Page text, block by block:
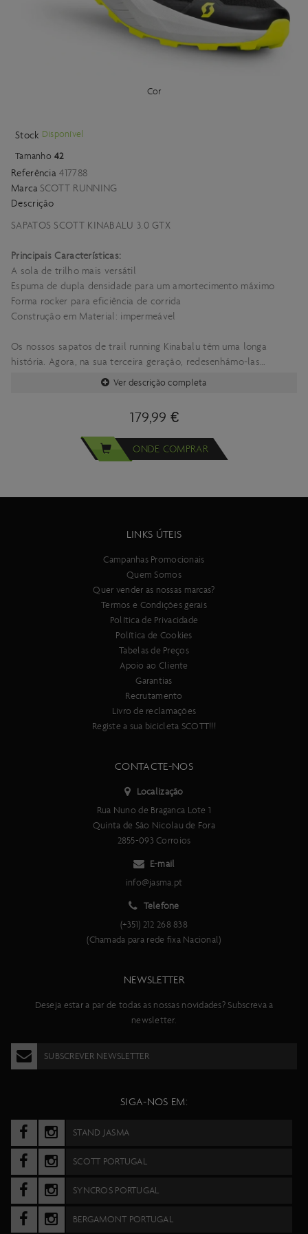
Cor
Stock Disponível
Tamanho 42
Referência 417788
Marca SCOTT RUNNING
Descrição
SAPATOS SCOTT KINABALU 3.0 GTX
Principais Características:
A sola de trilho mais versátil
Espuma de dupla densidade para um amortecimento máximo
Forma rocker para eficiência de corrida
Construção em Material: impermeável
Os nossos sapatos de trail running Kinabalu têm uma longa
história. Agora, na sua terceira geração, redesenhámo-las
totalmente para te proporcionar maior conforto, proteção e
eficiência de corrida nos trilhos. Corre pela floresta, por trilhos
caminho. E a melhor parte? Com a membrana GORE-TEX, os teus
pés manter-se-ão secos, independentemente das condições.
Acabaram-se as desculpas e os atalhos!
Consulte a especificação completa do produto aqui
As especificacões técnicas deste produto estão sujeitas a
alterações sem aviso prévio.
As imagens deste produto são meramente ilustrativas.
Ver descrição completa
179,99 €
ONDE COMPRAR
LINKS ÚTEIS
Campanhas Promocionais
Quem Somos
Quer vender as nossas marcas?
Termos e Condições gerais
Política de Privacidade
Política de Cookies
Tabelas de Preços
Apoio ao Cliente
Garantias
Recrutamento
Livro de reclamações
Registe a sua bicicleta SCOTT!!!
CONTACTE-NOS
Localização
Rua Nuno de Braganca Lote 1
Quinta de São Nicolau de Fora
2855-093 Corroios
E-mail
info@jasma.pt
Telefone
(+351) 212 268 838
(Chamada para rede fixa Nacional)
NEWSLETTER
Deseja estar a par de todas as nossas novidades? Subscreva a
newsletter.
SUBSCREVER NEWSLETTER
SIGA-NOS EM:
STAND JASMA
SCOTT PORTUGAL
SYNCROS PORTUGAL
BERGAMONT PORTUGAL